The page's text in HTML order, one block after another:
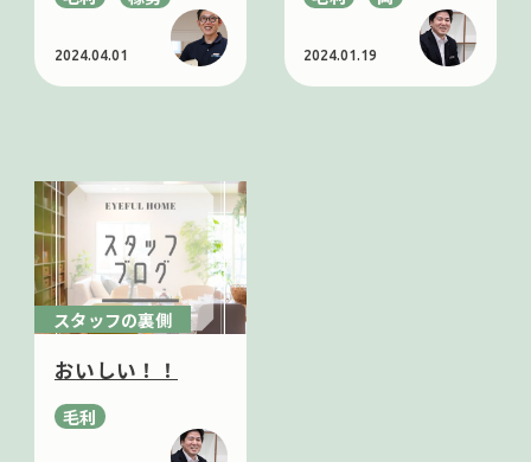
2024.04.01 2024.01.19
スタッフの裏側
おいしい！！
毛利